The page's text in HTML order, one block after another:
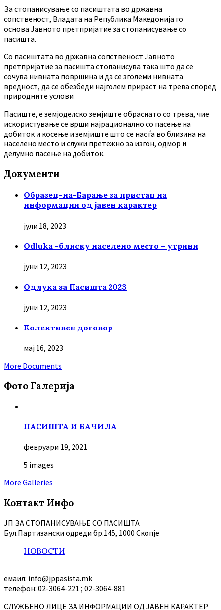
За стопанисување со пасиштата во државна
сопственост, Владата на Република Македонија го
основа Јавното претпријатие за стопанисување со
пасишта.
Co пасиштата во државна сопственост Јавното
претпријатие за пасишта стопанисува така што да се
сочува нивната површина и да се зголеми нивната
вредност, да се обезбеди најголем прираст на трева според
природните услови.
Пасиште, е земјоделско земјиште обраснато со трева, чие
искористување се врши најрационално со пасење на
добиток и косење и земјиште што се наоѓа во близина на
населено место и служи претежно за изгон, одмор и
делумно пасење на добиток.
Документи
Образец-на-Барање за пристап на
информации од јавен карактер
јули 18, 2023
Odluka -блиску населено место – утрини
јуни 12, 2023
Oдлука за Пасишта 2023
јуни 12, 2023
Колективен договор
мај 16, 2023
More Documents
Фото Галерија
ПАСИШТА И БАЧИЛА
февруари 19, 2021
5 images
More Galleries
Контакт Инфо
ЈП ЗА СТОПАНИСУВАЊЕ СО ПАСИШТА
Бул.Партизански oдреди бр.145, 1000 Скопје
НОВОСТИ
емаил: info@jppasista.mk
телефон: 02-3064-221 ; 02-3064-881
СЛУЖБЕНО ЛИЦЕ ЗА ИНФОРМАЦИИ ОД ЈАВЕН КАРАКТЕР